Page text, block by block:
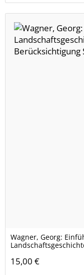
Wagner, Georg:
15,00 €